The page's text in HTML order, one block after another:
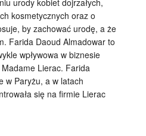
urody kobiet dojrzałych,
kosmetycznych oraz o
by zachować urodę, a że
Farida Daoud Almadowar to
wpływowa w biznesie
Lierac. Farida
w Paryżu, a w latach
się na firmie Lierac